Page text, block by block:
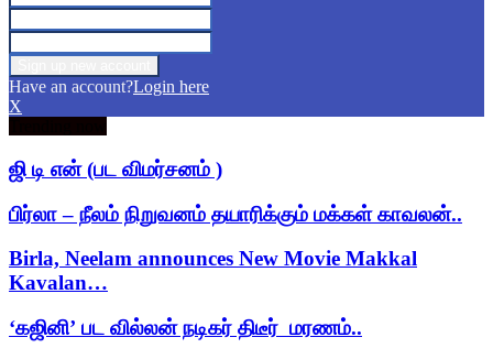
Have an account?Login here
X
ஜி டி என் (பட விமர்சனம் )
பிர்லா – நீலம் நிறுவனம் தயாரிக்கும் மக்கள் காவலன்..
Birla, Neelam announces New Movie Makkal
Kavalan…
‘கஜினி’ பட வில்லன் நடிகர் திடீர் மரணம்..